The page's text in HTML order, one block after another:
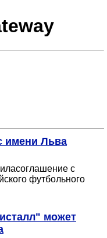
имени Льва
с
футбольного
может